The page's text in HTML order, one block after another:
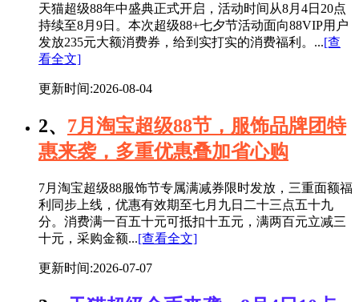
天猫超级88年中盛典正式开启，活动时间从8月4日20点
持续至8月9日。本次超级88+七夕节活动面向88VIP用户
发放235元大额消费券，给到实打实的消费福利。...[查
看全文]
更新时间:2026-08-04
2、 7月淘宝超级88节，服饰品牌团特
惠来袭，多重优惠叠加省心购
7月淘宝超级88服饰节专属满减券限时发放，三重面额福
利同步上线，优惠有效期至七月九日二十三点五十九
分。消费满一百五十元可抵扣十五元，满两百元立减三
十元，采购金额...[查看全文]
更新时间:2026-07-07